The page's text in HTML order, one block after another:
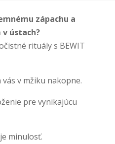
zápachu a
ústach?
rituály s BEWIT
v mžiku nakopne.
pre vynikajúcu
minulosť.